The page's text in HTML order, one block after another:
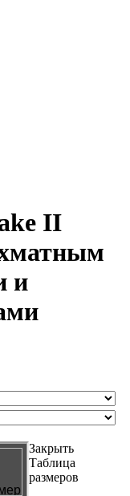
II
и
Закрыть
Таблица
размеров